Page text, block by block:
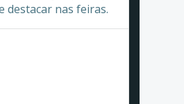
destacar nas feiras.